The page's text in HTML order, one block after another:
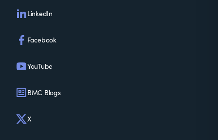
LinkedIn
Facebook
YouTube
BMC Blogs
X